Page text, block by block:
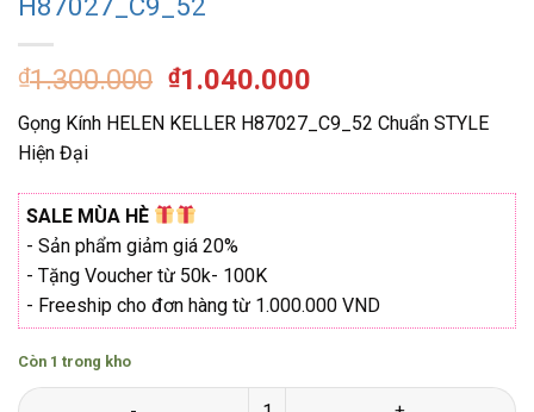
₫1.300.000 Giá
gốc
là:
₫1.040.000
hiện
tại
₫1.040.000.
Gọng Kính HELEN KELLER H87027_C9_52 Chuẩn STYLE
Hiện Đại
SALE MÙA HÈ
- Sản phẩm giảm giá 20%
- Tặng Voucher từ 50k- 100K
- Freeship cho đơn hàng từ 1.000.000 VND
Còn 1 trong kho
Gọng Kính HELEN_KELLER H87027_C9_52 số lượng